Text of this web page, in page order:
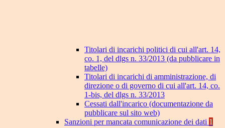
Titolari di incarichi politici di cui all'art. 14,
co. 1, del dlgs n. 33/2013 (da pubblicare in
tabelle)
Titolari di incarichi di amministrazione, di
direzione o di governo di cui all'art. 14, co.
1-bis, del dlgs n. 33/2013
Cessati dall'incarico (documentazione da
pubblicare sul sito web)
Sanzioni per mancata comunicazione dei dati 1